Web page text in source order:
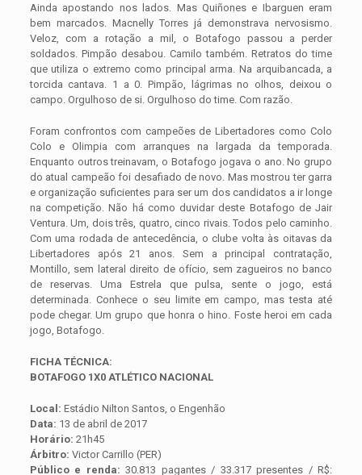
Ainda apostando nos lados. Mas Quiñones e Ibarguen eram
bem marcados. Macnelly Torres já demonstrava nervosismo.
Veloz, com a rotação a mil, o Botafogo passou a perder
soldados. Pimpão desabou. Camilo também. Retratos do time
que utiliza o extremo como principal arma. Na arquibancada, a
torcida cantava. 1 a 0. Pimpão, lágrimas no olhos, deixou o
campo. Orgulhoso de si. Orgulhoso do time. Com razão.
Foram confrontos com campeões de Libertadores como Colo
Colo e Olimpia com arranques na largada da temporada.
Enquanto outros treinavam, o Botafogo jogava o ano. No grupo
do atual campeão foi desafiado de novo. Mas mostrou ter garra
e organização suficientes para ser um dos candidatos a ir longe
na competição. Não há como duvidar deste Botafogo de Jair
Ventura. Um, dois três, quatro, cinco rivais. Todos pelo caminho.
Com uma rodada de antecedência, o clube volta às oitavas da
Libertadores após 21 anos. Sem a principal contratação,
Montillo, sem lateral direito de ofício, sem zagueiros no banco
de reservas. Uma Estrela que pulsa, sente o jogo, está
determinada. Conhece o seu limite em campo, mas testa até
pode chegar. Um grupo que honra o hino. Foste heroi em cada
jogo, Botafogo.
FICHA TÉCNICA:
BOTAFOGO 1X0 ATLÉTICO NACIONAL
Local: Estádio Nilton Santos, o Engenhão
Data: 13 de abril de 2017
Horário: 21h45
Árbitro: Victor Carrillo (PER)
Público e renda: 30.813 pagantes / 33.317 presentes / R$: